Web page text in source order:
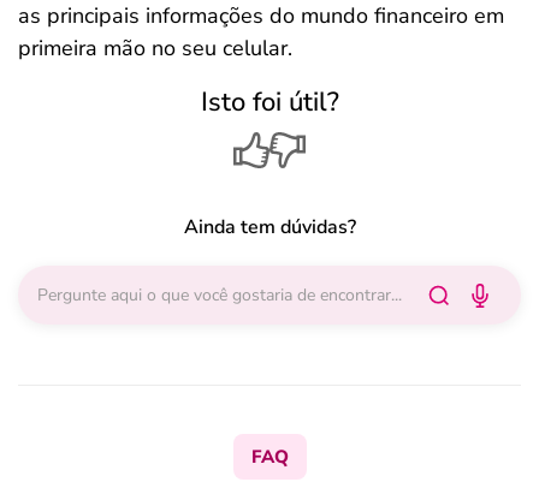
as principais informações do mundo financeiro em
primeira mão no seu celular.
Isto foi útil?
Ainda tem dúvidas?
FAQ